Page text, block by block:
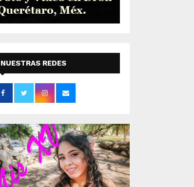
NUESTRAS REDES
SOCIALES